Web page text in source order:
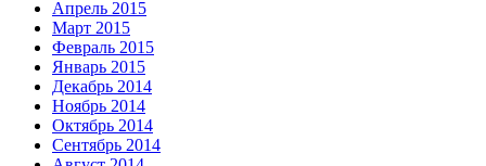
Апрель 2015
Март 2015
Февраль 2015
Январь 2015
Декабрь 2014
Ноябрь 2014
Октябрь 2014
Сентябрь 2014